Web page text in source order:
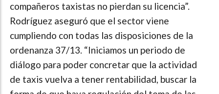
compañeros taxistas no pierdan su licencia”.
Rodríguez aseguró que el sector viene
cumpliendo con todas las disposiciones de la
ordenanza 37/13. “Iniciamos un periodo de
diálogo para poder concretar que la actividad
de taxis vuelva a tener rentabilidad, buscar la